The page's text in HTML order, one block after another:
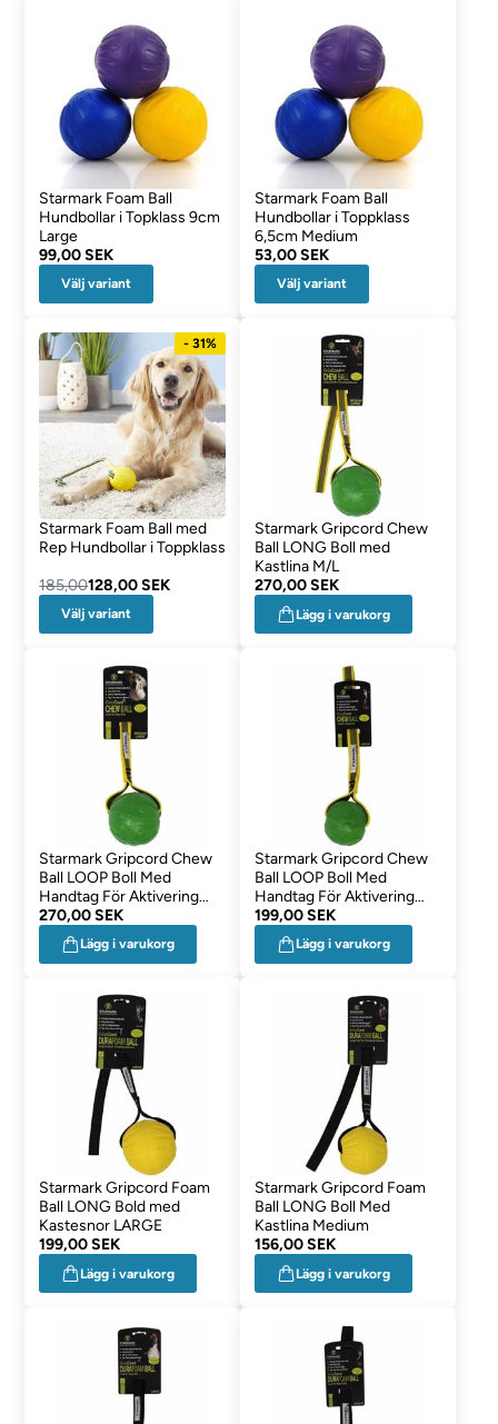
Starmark Foam Ball
Hundbollar i Topklass 9cm
Large
99,00 SEK
Välj variant
Starmark Foam Ball
Hundbollar i Toppklass
6,5cm Medium
53,00 SEK
Välj variant
- 31%
Starmark Foam Ball med
Rep Hundbollar i Toppklass
185,00128,00 SEK
Välj variant
Starmark Gripcord Chew
Ball LONG Boll med
Kastlina M/L
270,00 SEK
Lägg i varukorg
Starmark Gripcord Chew
Ball LOOP Boll Med
Handtag För Aktivering
M/L
270,00 SEK
Lägg i varukorg
Starmark Gripcord Chew
Ball LOOP Boll Med
Handtag För Aktivering
MEDIUM
199,00 SEK
Lägg i varukorg
Starmark Gripcord Foam
Ball LONG Bold med
Kastesnor LARGE
199,00 SEK
Lägg i varukorg
Starmark Gripcord Foam
Ball LONG Boll Med
Kastlina Medium
156,00 SEK
Lägg i varukorg